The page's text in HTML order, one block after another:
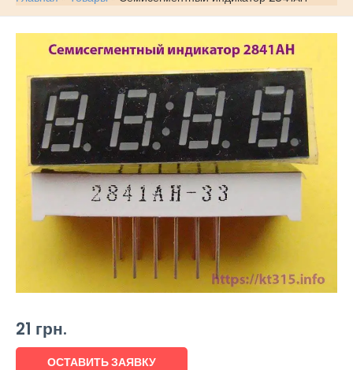
21 грн.
ОСТАВИТЬ ЗАЯВКУ